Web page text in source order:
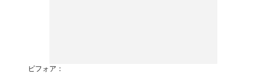
ビフォア：